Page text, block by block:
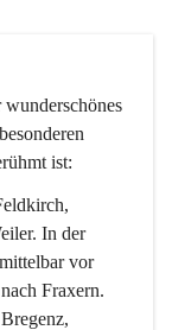
ist:
In der
vor
Fraxern.